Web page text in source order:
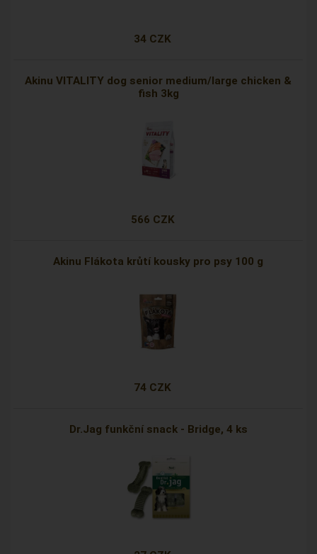
34 CZK
Akinu VITALITY dog senior medium/large chicken &
fish 3kg
566 CZK
Akinu Flákota krůtí kousky pro psy 100 g
74 CZK
Dr.Jag funkční snack - Bridge, 4 ks